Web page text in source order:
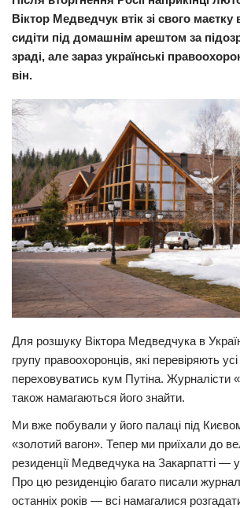
Схід
Прикарпаття
Економіка
Політика
Світ
Цікаво
Наука
Технології
Історії
Рецепти
Привітання
Кримінал
Курйози
Суспільство
Культура
Віктор Медведчук втік зі свого маєтку
сидіти під домашнім арештом за
зраді, але зараз українські
він.
Для розшуку Віктора Медведчука в
групу правоохоронців, які перевіряють
переховуватись кум Путіна. Журналісти
також намагаються його знайти.
Ми вже побували у його палаці під
«золотий вагон». Тепер ми приїхали до
резиденції Медведчука на Закарпатті —
Про цю резиденцію багато писали
останніх років — всі намагалися